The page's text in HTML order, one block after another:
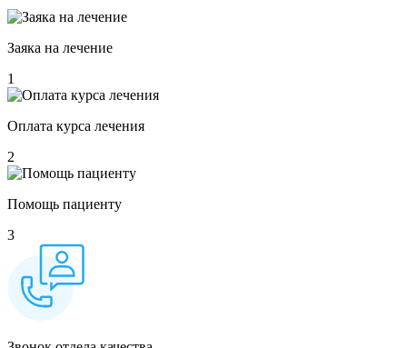
Заяка на лечение
1
Оплата курса лечения
2
Помощь пациенту
3